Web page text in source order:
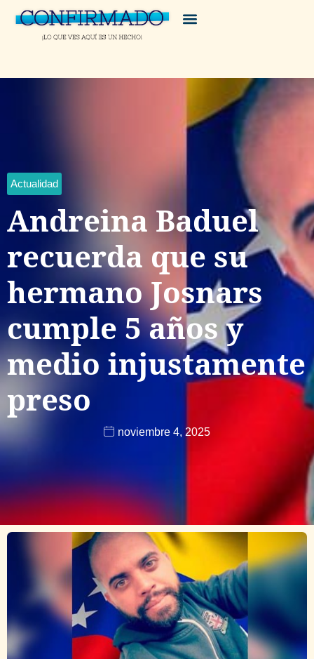
Actualidad
Andreina Baduel
recuerda que su
hermano Josnars
cumple 5 años y
medio injustamente
preso
noviembre 4, 2025